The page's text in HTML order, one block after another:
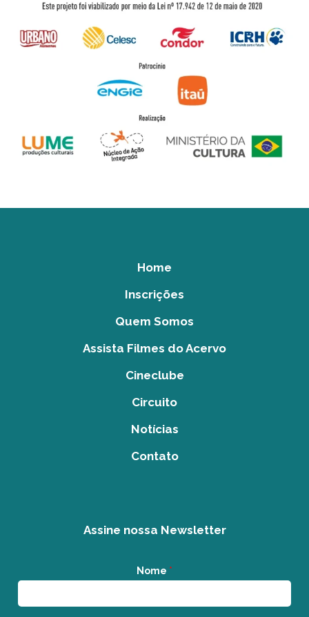
Home
Inscrições
Quem Somos
Assista Filmes do Acervo
Cineclube
Circuito
Notícias
Contato
Assine nossa Newsletter
Nome *